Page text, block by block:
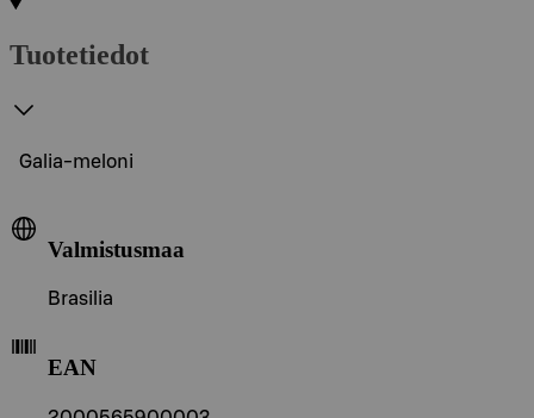
Tuotetiedot
Galia-meloni
Valmistusmaa
Brasilia
EAN